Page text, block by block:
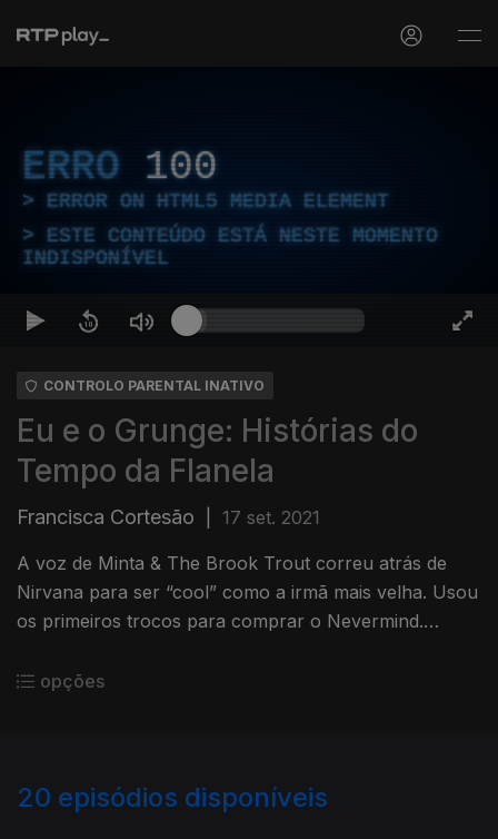
ERRO 100
ERROR ON HTML5 MEDIA ELEMENT
ESTE CONTEÚDO ESTÁ NESTE MOMENTO
INDISPONÍVEL
CONTROLO PARENTAL INATIVO
Eu e o Grunge: Histórias do
Tempo da Flanela
Francisca Cortesão 17 set. 2021
A voz de Minta & The Brook Trout correu atrás de
Nirvana para ser “cool” como a irmã mais velha. Usou
os primeiros trocos para comprar o Nevermind.
opções
20 episódios disponíveis